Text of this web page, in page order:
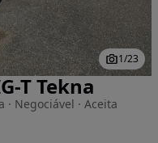
1/23
T Tekna
· Negociável · Aceita